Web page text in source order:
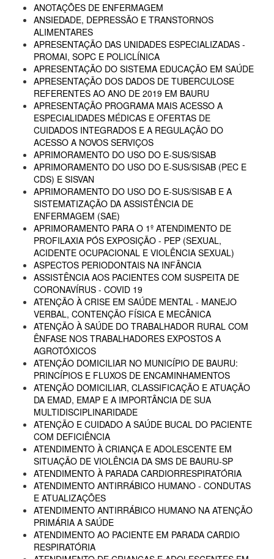
ANOTAÇÕES DE ENFERMAGEM
ANSIEDADE, DEPRESSÃO E TRANSTORNOS
ALIMENTARES
APRESENTAÇÃO DAS UNIDADES ESPECIALIZADAS -
PROMAI, SOPC E POLICLÍNICA
APRESENTAÇÃO DO SISTEMA EDUCAÇÃO EM SAÚDE
APRESENTAÇÃO DOS DADOS DE TUBERCULOSE
REFERENTES AO ANO DE 2019 EM BAURU
APRESENTAÇÃO PROGRAMA MAIS ACESSO A
ESPECIALIDADES MÉDICAS E OFERTAS DE
CUIDADOS INTEGRADOS E A REGULAÇÃO DO
ACESSO A NOVOS SERVIÇOS
APRIMORAMENTO DO USO DO E-SUS/SISAB
APRIMORAMENTO DO USO DO E-SUS/SISAB (PEC E
CDS) E SISVAN
APRIMORAMENTO DO USO DO E-SUS/SISAB E A
SISTEMATIZAÇÃO DA ASSISTÊNCIA DE
ENFERMAGEM (SAE)
APRIMORAMENTO PARA O 1º ATENDIMENTO DE
PROFILAXIA PÓS EXPOSIÇÃO - PEP (SEXUAL,
ACIDENTE OCUPACIONAL E VIOLÊNCIA SEXUAL)
ASPECTOS PERIODONTAIS NA INFÂNCIA
ASSISTÊNCIA AOS PACIENTES COM SUSPEITA DE
CORONAVÍRUS - COVID 19
ATENÇÃO À CRISE EM SAÚDE MENTAL - MANEJO
VERBAL, CONTENÇÃO FÍSICA E MECÂNICA
ATENÇÃO À SAÚDE DO TRABALHADOR RURAL COM
ÊNFASE NOS TRABALHADORES EXPOSTOS A
AGROTÓXICOS
ATENÇÃO DOMICILIAR NO MUNICÍPIO DE BAURU:
PRINCÍPIOS E FLUXOS DE ENCAMINHAMENTOS
ATENÇÃO DOMICILIAR, CLASSIFICAÇÃO E ATUAÇÃO
DA EMAD, EMAP E A IMPORTÂNCIA DE SUA
MULTIDISCIPLINARIDADE
ATENÇÃO E CUIDADO A SAÚDE BUCAL DO PACIENTE
COM DEFICIÊNCIA
ATENDIMENTO À CRIANÇA E ADOLESCENTE EM
SITUAÇÃO DE VIOLÊNCIA DA SMS DE BAURU-SP
ATENDIMENTO À PARADA CARDIORRESPIRATÓRIA
ATENDIMENTO ANTIRRÁBICO HUMANO - CONDUTAS
E ATUALIZAÇÕES
ATENDIMENTO ANTIRRÁBICO HUMANO NA ATENÇÃO
PRIMÁRIA A SAÚDE
ATENDIMENTO AO PACIENTE EM PARADA CARDIO
RESPIRATÓRIA